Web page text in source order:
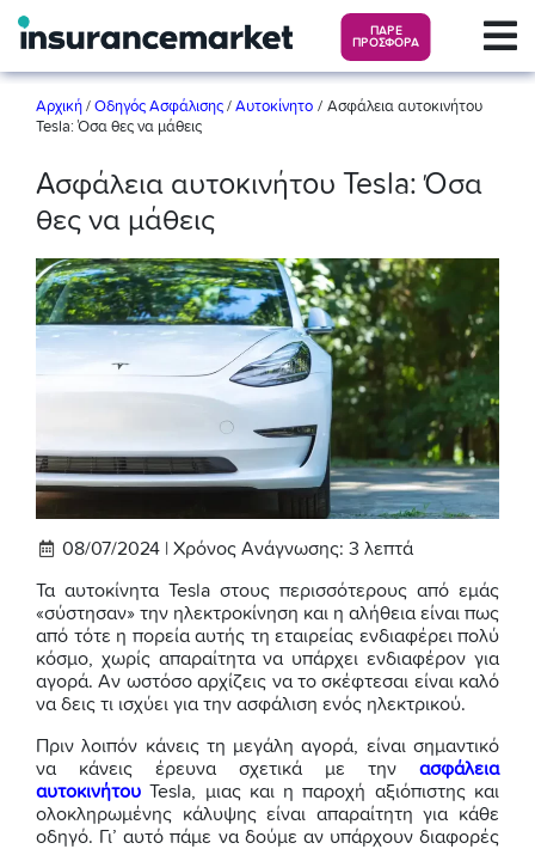
ΠΑΡΕ
ΠΡΟΣΦΟΡΑ
Αρχική / Οδηγός Ασφάλισης / Αυτοκίνητο / Ασφάλεια αυτοκινήτου
Tesla: Όσα θες να μάθεις
Ασφάλεια αυτοκινήτου Tesla: Όσα
θες να μάθεις
08/07/2024 | Χρόνος Ανάγνωσης: 3 λεπτά
Τα αυτοκίνητα Tesla στους περισσότερους από εμάς
«σύστησαν» την ηλεκτροκίνηση και η αλήθεια είναι πως
από τότε η πορεία αυτής τη εταιρείας ενδιαφέρει πολύ
κόσμο, χωρίς απαραίτητα να υπάρχει ενδιαφέρον για
αγορά. Αν ωστόσο αρχίζεις να το σκέφτεσαι είναι καλό
να δεις τι ισχύει για την ασφάλιση ενός ηλεκτρικού.
Πριν λοιπόν κάνεις τη μεγάλη αγορά, είναι σημαντικό
να κάνεις έρευνα σχετικά με την ασφάλεια
αυτοκινήτου Tesla, μιας και η παροχή αξιόπιστης και
ολοκληρωμένης κάλυψης είναι απαραίτητη για κάθε
οδηγό. Γι’ αυτό πάμε να δούμε αν υπάρχουν διαφορές